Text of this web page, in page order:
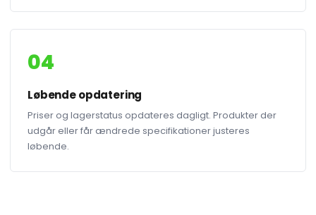
04
Løbende opdatering
Priser og lagerstatus opdateres dagligt. Produkter der
udgår eller får ændrede specifikationer justeres
løbende.